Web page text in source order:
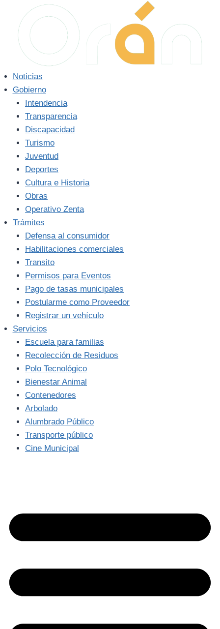
contenido
Noticias
Gobierno
Intendencia
Transparencia
Discapacidad
Turismo
Juventud
Deportes
Cultura e Historia
Obras
Operativo Zenta
Trámites
Defensa al consumidor
Habilitaciones comerciales
Transito
Permisos para Eventos
Pago de tasas municipales
Postularme como Proveedor
Registrar un vehículo
Servicios
Escuela para familias
Recolección de Residuos
Polo Tecnológico
Bienestar Animal
Contenedores
Arbolado
Alumbrado Público
Transporte público
Cine Municipal